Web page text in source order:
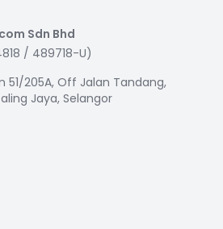
Sdn Bhd
/ 489718-U)
51/205A, Off Jalan Tandang,
Jaya, Selangor